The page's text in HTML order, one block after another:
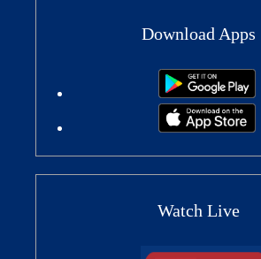
Download Apps
Watch Live